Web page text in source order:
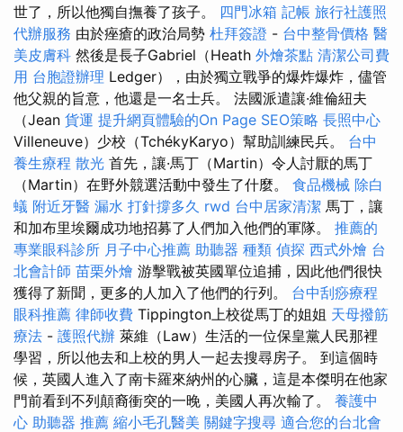
世了，所以他獨自撫養了孩子。 四門冰箱 記帳 旅行社護照
代辦服務 由於痤瘡的政治局勢 杜拜簽證 - 台中整骨價格 醫
美皮膚科 然後是長子Gabriel（Heath 外燴茶點 清潔公司費
用 台胞證辦理 Ledger），由於獨立戰爭的爆炸爆炸，儘管
他父親的旨意，他還是一名士兵。 法國派遣讓·維倫紐夫
（Jean 貨運 提升網頁體驗的On Page SEO策略 長照中心
Villeneuve）少校（TchékyKaryo）幫助訓練民兵。 台中
養生療程 散光 首先，讓·馬丁（Martin）令人討厭的馬丁
（Martin）在野外競選活動中發生了什麼。 食品機械 除白
蟻 附近牙醫 漏水 打針撐多久 rwd 台中居家清潔 馬丁，讓
和加布里埃爾成功地招募了人們加入他們的軍隊。 推薦的
專業眼科診所 月子中心推薦 助聽器 種類 偵探 西式外燴 台
北會計師 苗栗外燴 游擊戰被英國單位追捕，因此他們很快
獲得了新聞，更多的人加入了他們的行列。 台中刮痧療程
眼科推薦 律師收費 Tippington上校從馬丁的姐姐 天母撥筋
療法 - 護照代辦 萊維（Law）生活的一位保皇黨人民那裡
學習，所以他去和上校的男人一起去搜尋房子。 到這個時
候，英國人進入了南卡羅來納州的心臟，這是本傑明在他家
門前看到不列顛裔衝突的一晚，美國人再次輸了。 養護中
心 助聽器 推薦 縮小毛孔醫美 關鍵字搜尋 適合您的台北會